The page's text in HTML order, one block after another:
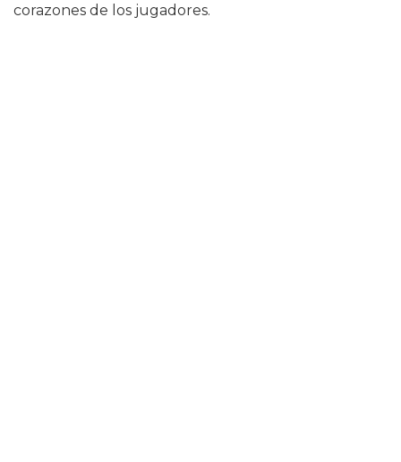
corazones de los jugadores.